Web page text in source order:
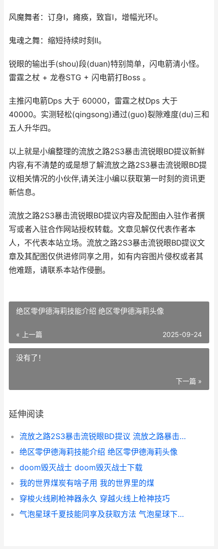
风魔舞者：订身I，瘫痪，致盲I，增幅光环I。
鬼魂之舞：缩短持续时刻II。
锐眼的输出手(shou)段(duan)特别简单，闪电箭清小怪。
雷霆之杖 + 龙卷STG + 闪电箭打Boss 。
主推闪电箭Dps 大于 60000，雷霆之杖Dps 大于
40000。实测轻松(qingsong)通过(guo)裂隙难度(du)三和
五人升华四。
以上就是小编整理的流放之路2S3暴击流锐眼BD提议新鲜
内容,有不清楚的或是想了解流放之路2S3暴击流锐眼BD提
议相关情况的小伙伴,请关注小编以获取第一时刻的资讯更
新信息。
流放之路2S3暴击流锐眼BD提议内容及配图由入驻作者撰
写或者入驻合作网站授权转载。文章见解仅代表作者本
人，不代表本站立场。流放之路2S3暴击流锐眼BD提议文
章及其配图仅供进修同享之用，如有内容图片侵权或者其
他难题，请联系本站作侵删。
绝区零伊德海莉技能介绍 绝区零伊德海莉头像
« 上一篇 2025-09-24
没有了！
下一篇 »
延伸阅读
流放之路2S3暴击流锐眼BD提议 流放之路暴击率怎么堆
绝区零伊德海莉技能介绍 绝区零伊德海莉头像
doom毁灭战士 doom毁灭战士下载
我的世界煤炭有啥子用 我的世界里的煤
穿梭火线刷枪神器永久 穿越火线上枪神技巧
气泡星球千夏技能同享及获取方法 气泡星球下载安装